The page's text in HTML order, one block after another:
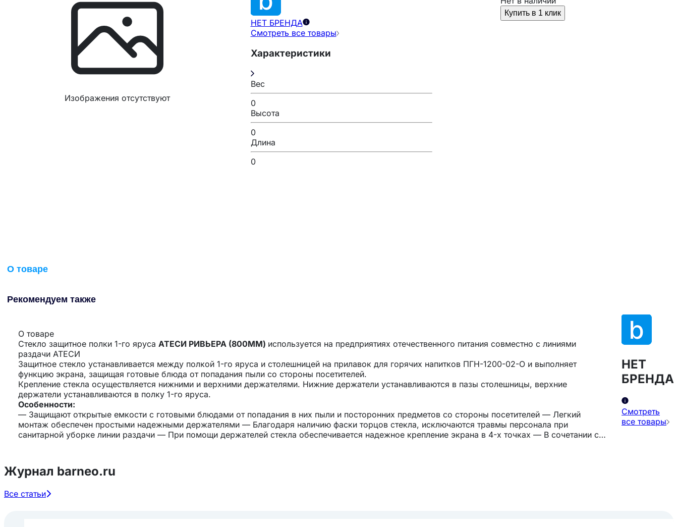
Изображения отсутствуют
НЕТ БРЕНДА
Смотреть все товары
Характеристики
Вес
0
Высота
0
Длина
0
Купить в 1 клик
О товаре
Рекомендуем также
О товаре
Стекло защитное полки 1-го яруса АТЕСИ РИВЬЕРА (800ММ) используется на предприятиях отечественного питания совместно с линиями
раздачи АТЕСИ
Защитное стекло устанавливается между полкой 1-го яруса и столешницей на прилавок для горячих напитков ПГН-1200-02-О и выполняет
функцию экрана, защищая готовые блюда от попадания пыли со стороны посетителей.
Крепление стекла осуществляется нижними и верхними держателями. Нижние держатели устанавливаются в пазы столешницы, верхние
держатели устанавливаются в полку 1-го яруса.
Особенности:
— Защищают открытые емкости с готовыми блюдами от попадания в них пыли и посторонних предметов со стороны посетителей — Легкий
монтаж обеспечен простыми надежными держателями — Благодаря наличию фаски торцов стекла, исключаются травмы персонала при
санитарной уборке линии раздачи — При помощи держателей стекла обеспечивается надежное крепление экрана в 4-х точках — В сочетании с
НЕТ
БРЕНДА
Смотреть
все товары
Журнал barneo.ru
Все статьи